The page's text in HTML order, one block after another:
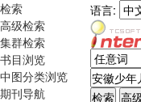
检索
高级检索
集群检索
书目浏览
中图分类浏览
期刊导航
语言: